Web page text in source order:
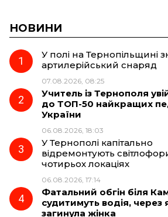
НОВИНИ
У полі на Тернопільщині
артилерійський снаряд
07.08.2026, 08:25
Учитель із Тернополя
до ТОП-50 найкращих
України
06.08.2026, 18:03
У Тернополі капітально
відремонтують
чотирьох локаціях
06.08.2026, 17:14
Фатальний обгін біля
судитимуть водія, через
загинула жінка